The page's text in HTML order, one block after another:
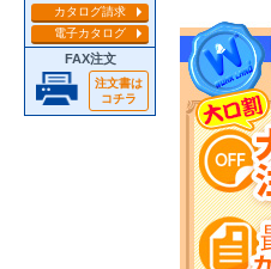
カタログ請求
電子カタログ
FAX注文
注文書は
コチラ